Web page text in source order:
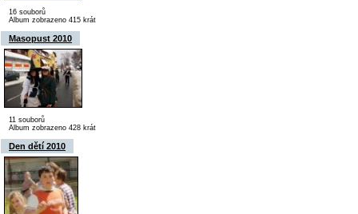
16 souborů
Album zobrazeno 415 krát
Masopust 2010
11 souborů
Album zobrazeno 428 krát
Den dětí 2010